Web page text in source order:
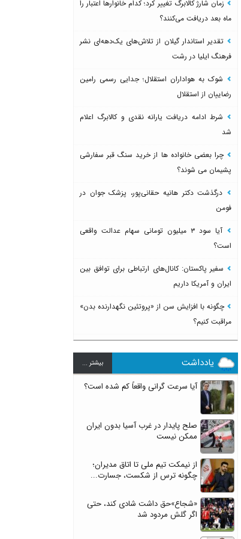
زمان شارژ کالابرگ تغییر کرد؛ کدام خانوارها اعتبار را
ماه بعد دریافت می‌کنند؟
تقدیر استاندار گیلان از تلاش‌های یک‌دهه‌ای نشر
فرهنگ ایلیا در رشت
شوک به هواداران استقلال؛ جدایی رسمی رامین
رضاییان از استقلال
شرط ادامه دریافت یارانه نقدی و کالابرگ اعلام
شد
چرا بعضی خانواده ها از خرید سنگ قبر سفارشی
پشیمان می شوند؟
درگذشت دکتر هانیه حقانی‌پور، پزشک جوان در
فومن
آیا سود ۳ میلیون تومانی سهام عدالت واقعی
است؟
سفیر پاکستان: کانال‌های ارتباطی برای توافق بین
ایران و آمریکا داریم
چگونه با افزایش سن از «پروتئین نگهدارنده بدن»
مراقبت کنیم؟
یادداشت بيشتر ...
آیا سرعت گرانی واقعاً کم شده است؟
صلح پایدار در غرب آسیا بدون ایران
ممکن نیست
از نیمکت تیم ملی تا اتاق مدیران؛
چگونه ترس از شکست، جسارت...
«شجاع»حق داشت شادی کند، حتی
اگر گلش مردود شد